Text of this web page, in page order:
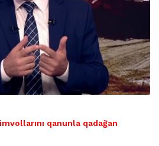
qanunla qadağan